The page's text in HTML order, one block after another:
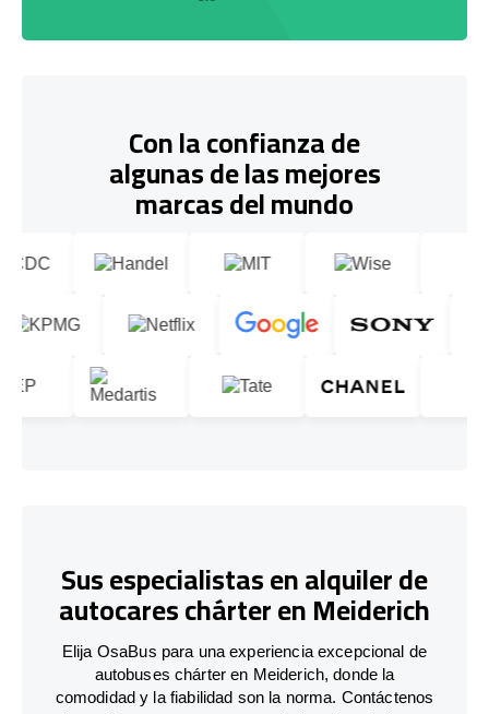
Con la confianza de
algunas de las mejores
marcas del mundo
Sus especialistas en alquiler de
autocares chárter en Meiderich
Elija OsaBus para una experiencia excepcional de
autobuses chárter en Meiderich, donde la
comodidad y la fiabilidad son la norma. Contáctenos